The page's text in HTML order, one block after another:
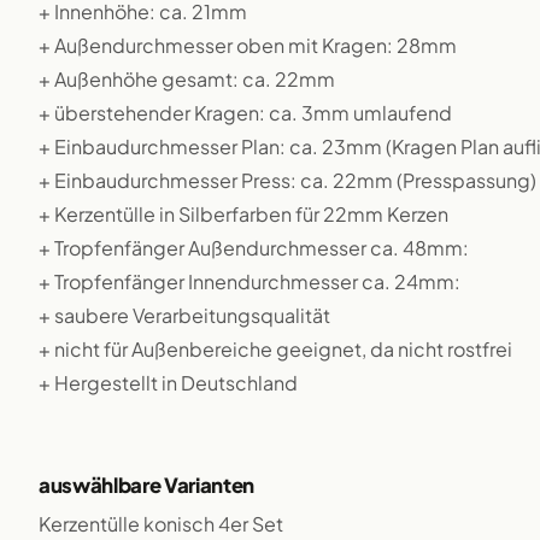
+ Innenhöhe: ca. 21mm
+ Außendurchmesser oben mit Kragen: 28mm
+ Außenhöhe gesamt: ca. 22mm
+ überstehender Kragen: ca. 3mm umlaufend
+ Einbaudurchmesser Plan: ca. 23mm (Kragen Plan
+ Einbaudurchmesser Press: ca. 22mm (Presspassung)
+ Kerzentülle in Silberfarben für 22mm Kerzen
+ Tropfenfänger Außendurchmesser ca. 48mm:
+ Tropfenfänger Innendurchmesser ca. 24mm:
+ saubere Verarbeitungsqualität
+ nicht für Außenbereiche geeignet, da nicht rostfrei
+ Hergestellt in Deutschland
auswählbare Varianten
Kerzentülle konisch 4er Set